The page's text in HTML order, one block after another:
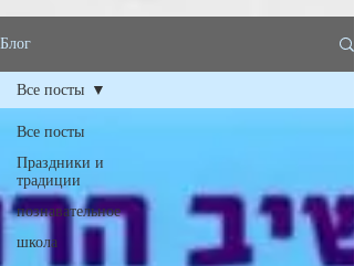
Блог
Все посты
Праздники и
традиции
познавательное
школа
Все посты